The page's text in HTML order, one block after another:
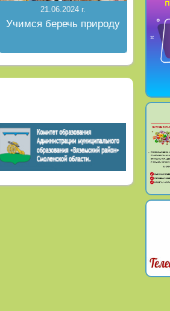
21.06.2024 г.
Учимся беречь природу